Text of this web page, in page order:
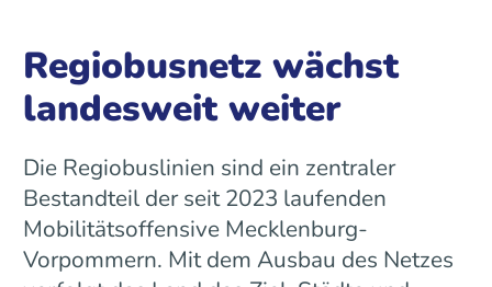
Regiobusnetz wächst
landesweit weiter
Die Regiobuslinien sind ein zentraler
Bestandteil der seit 2023 laufenden
Mobilitätsoffensive Mecklenburg-
Vorpommern. Mit dem Ausbau des Netzes